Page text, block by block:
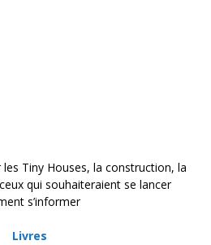
Tiny Houses, la construction, la
qui souhaiteraient se lancer
s’informer
Livres